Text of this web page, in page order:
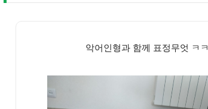
악어인형과 함께 표정무엇 ㅋㅋ